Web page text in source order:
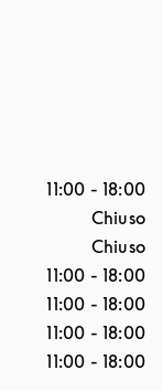
11:00 - 18:00
Chiuso
Chiuso
11:00 - 18:00
11:00 - 18:00
11:00 - 18:00
11:00 - 18:00